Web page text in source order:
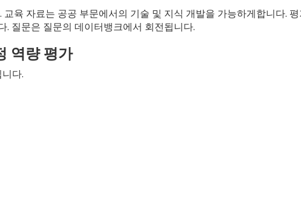
육 자료는 공공 부문에서의 기술 및 지식 개발을 가능하게합니다.
. 질문은 질문의 데이터뱅크에서 회전됩니다.
역량 평가
다.